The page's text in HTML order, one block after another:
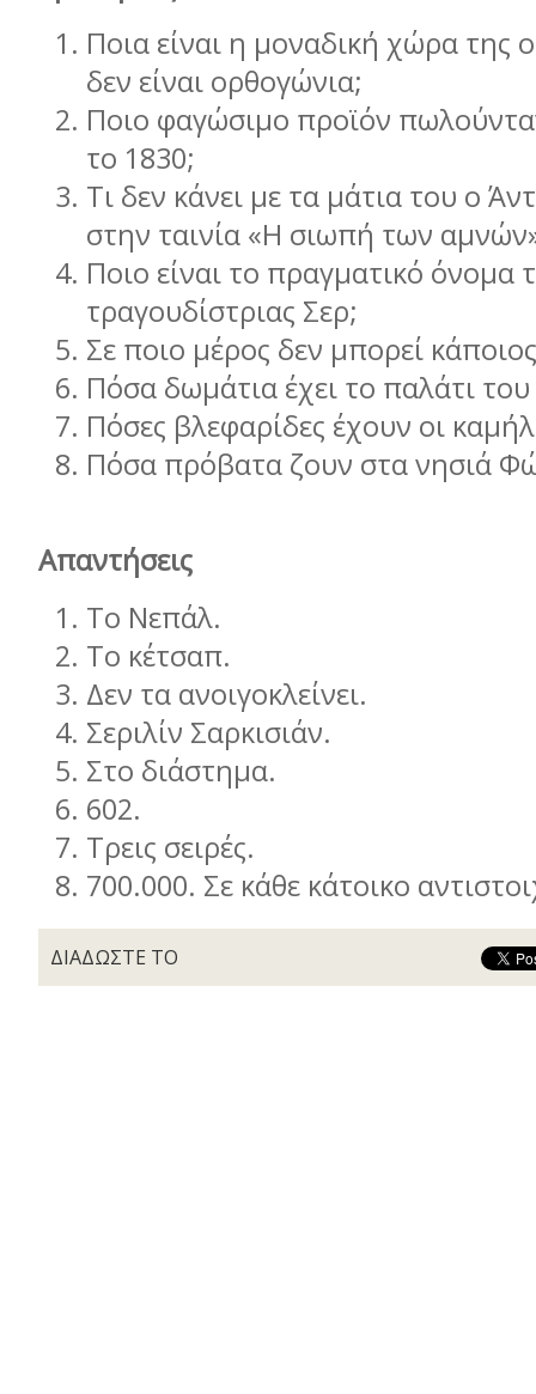
Ποια είναι η µοναδική χώρα της
δεν είναι ορθογώνια;
Ποιο φαγώσιµο προϊόν
το 1830;
Τι δεν κάνει µε τα µάτια του ο
στην ταινία «Η σιωπή των
Ποιο είναι το πραγµατικό όνοµα
τραγουδίστριας Σερ;
Σε ποιο µέρος δεν µπορεί
Πόσα δωµάτια έχει το παλάτι
Πόσες βλεφαρίδες έχουν οι
Πόσα πρόβατα ζουν στα νησιά
Απαντήσεις
Το Νεπάλ.
Το κέτσαπ.
Δεν τα ανοιγοκλείνει.
Σεριλίν Σαρκισιάν.
Στο διάστηµα.
602.
Τρεις σειρές.
700.000. Σε κάθε κάτοικο
ΔΙΑΔΩΣΤΕ ΤΟ